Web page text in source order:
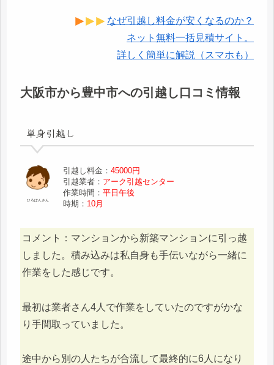
なぜ引越し料金が安くなるのか？
ネット無料一括見積サイト。
詳しく簡単に解説（スマホも）
大阪市から豊中市への引越し口コミ情報
単身引越し
ひろぽんさん
引越し料金：45000円
引越業者： アーク引越センター
作業時間：平日午後
時期： 10月
コメント：マンションから新築マンションに引っ越
しました。積み込みは私自身も手伝いながら一緒に
作業をした感じです。
最初は業者さん4人で作業をしていたのですがかな
り手間取っていました。
途中から別の人たちが合流して最終的に6人になり